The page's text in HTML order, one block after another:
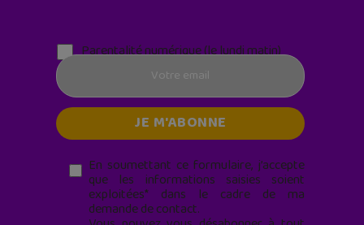
Parentalité numérique (le lundi matin)
En soumettant ce formulaire, j’accepte
que les informations saisies soient
exploitées* dans le cadre de ma
demande de contact.